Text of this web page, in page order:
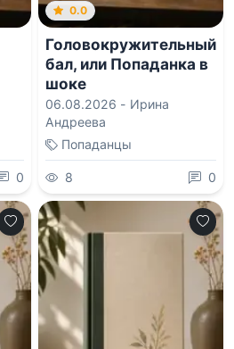
0
0.0
Головокружительный
бал, или Попаданка в
шоке
06.08.2026 - Ирина
Андреева
Попаданцы
8 0